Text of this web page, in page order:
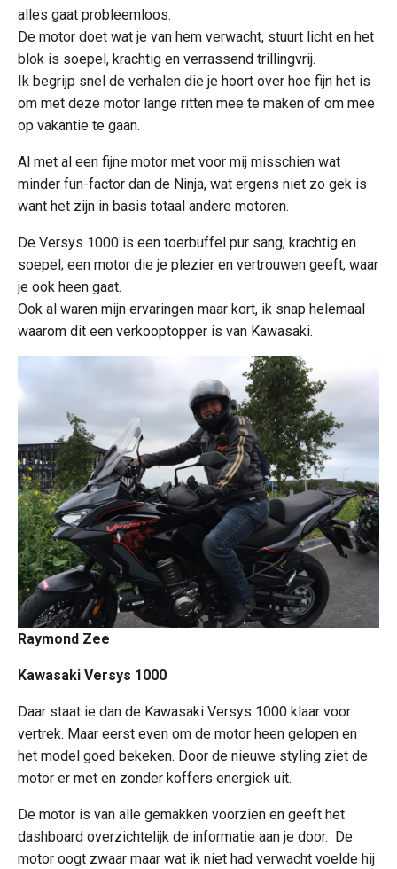
alles gaat probleemloos.
De motor doet wat je van hem verwacht, stuurt licht en het
blok is soepel, krachtig en verrassend trillingvrij.
Ik begrijp snel de verhalen die je hoort over hoe fijn het is
om met deze motor lange ritten mee te maken of om mee
op vakantie te gaan.
Al met al een fijne motor met voor mij misschien wat
minder fun-factor dan de Ninja, wat ergens niet zo gek is
want het zijn in basis totaal andere motoren.
De Versys 1000 is een toerbuffel pur sang, krachtig en
soepel; een motor die je plezier en vertrouwen geeft, waar
je ook heen gaat.
Ook al waren mijn ervaringen maar kort, ik snap helemaal
waarom dit een verkooptopper is van Kawasaki.
Raymond Zee
Kawasaki Versys 1000
Daar staat ie dan de Kawasaki Versys 1000 klaar voor
vertrek. Maar eerst even om de motor heen gelopen en
het model goed bekeken. Door de nieuwe styling ziet de
motor er met en zonder koffers energiek uit.
De motor is van alle gemakken voorzien en geeft het
dashboard overzichtelijk de informatie aan je door. De
motor oogt zwaar maar wat ik niet had verwacht voelde hij